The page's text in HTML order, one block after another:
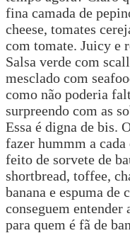
fina camada de
cheese, tomates
com tomate. Juicy e
Salsa verde com
mesclado com
como não poderia
surpreendo com as
Essa é digna de bis.
fazer hummm a
feito de sorvete de
shortbread, toffee,
banana e espuma de
conseguem entender
para quem é fã de